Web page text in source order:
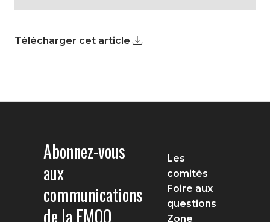
Télécharger cet article
Abonnez-vous
aux
communications
de la FMOQ
Les
comités
Foire aux
questions
Zone